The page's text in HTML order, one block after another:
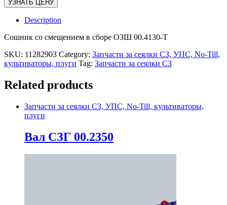
УЗНАТЬ ЦЕНУ
Description
Сошник со смещением в сборе ОЗШ 00.4130-Т
SKU: 11282903 Category: Запчасти за сеялки СЗ, УПС, No-Till,
культиваторы, плуги Tag: Запчасти за сеялки СЗ
Related products
Запчасти за сеялки СЗ, УПС, No-Till, культиваторы,
плуги
Вал СЗГ 00.2350